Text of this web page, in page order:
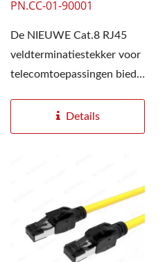
PN.CC-01-90001
De NIEUWE Cat.8 RJ45
veldterminatiestekker voor
telecomtoepassingen biedt
Details